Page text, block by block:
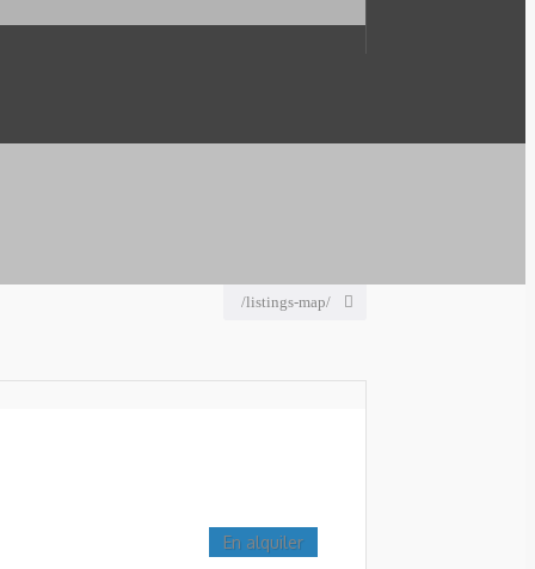
/listings-map/
En alquiler